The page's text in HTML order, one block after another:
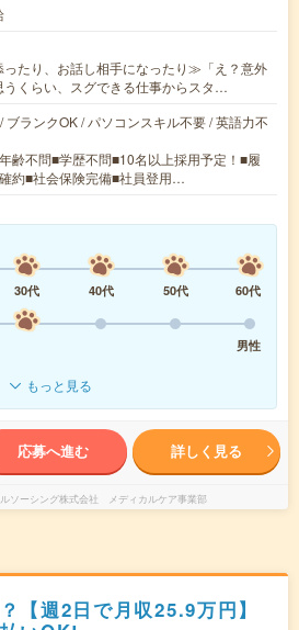
たり、お話し相手になったり≫「え？意外
うくらい、スグできる仕事からスタ…
ブランクOK / パソコンスキル不要 / 英語力不
齢不問■学歴不問■10名以上採用予定！■履
約■社会保険完備■社員登用…
30代 40代 50代
60代
男性
もっと見る
応募へ進む 詳しく見る
ソーシング株式会社 メディカルケア事業部
【週2日で月収25.9万円】